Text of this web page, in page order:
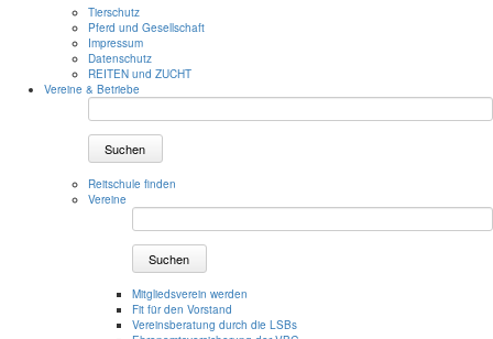
Tierschutz
Pferd und Gesellschaft
Impressum
Datenschutz
REITEN und ZUCHT
Vereine & Betriebe
Suchen
Reitschule finden
Vereine
Suchen
Mitgliedsverein werden
Fit für den Vorstand
Vereinsberatung durch die LSBs